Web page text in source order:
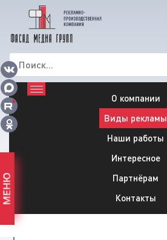
О компании
Виды рекламы
Наши работы
Интересное
Партнёрам
Контакты
МЕНЮ